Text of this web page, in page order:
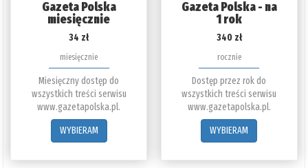
Gazeta Polska
miesięcznie
34 zł
miesięcznie
Miesięczny dostęp do
wszystkich treści serwisu
www.gazetapolska.pl.
WYBIERAM
Gazeta Polska - na
1 rok
340 zł
rocznie
Dostęp przez rok do
wszystkich treści serwisu
www.gazetapolska.pl.
WYBIERAM